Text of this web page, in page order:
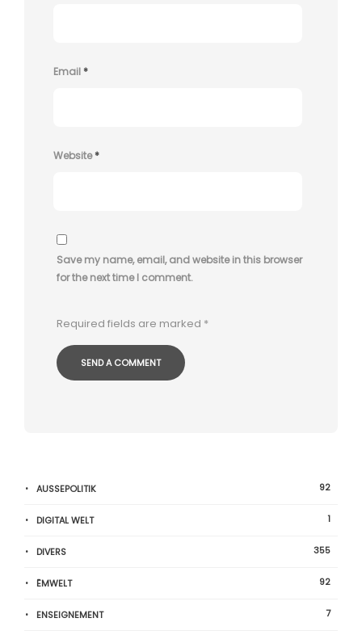
Email*
Website*
Save my name, email, and website in this browser
for the next time I comment.
Required fields are marked *
AUSSEPOLITIK 92
DIGITAL WELT 1
DIVERS 355
ËMWELT 92
ENSEIGNEMENT 7